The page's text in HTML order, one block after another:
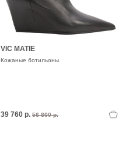
VIC MATIE
Кожаные ботильоны
39 760 р. 56 800 р.